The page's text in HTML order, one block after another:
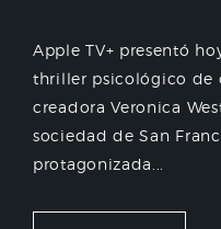
Apple TV+ presentó
thriller psicológico de
creadora Veronica
sociedad de San
protagonizada...